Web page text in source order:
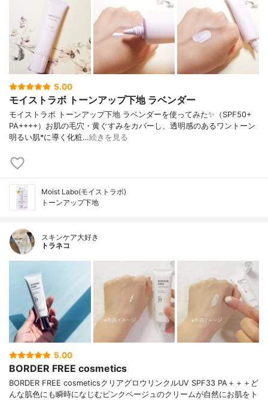
5.00
モイストラボ トーンアップ下地 ラベンダー
モイストラボ トーンアップ下地 ラベンダーを使ってみた✨（SPF50+
PA++++）お肌の毛穴・黄ぐすみをカバーし、透明感のあるワントーン
明るい肌*に導く化粧…続きを見る
Moist Labo(モイストラボ)
トーンアップ下地
スキンケア大好き
トラネコ
5.00
BORDER FREE cosmetics
BORDER FREE cosmeticsクリアグロウリンクルUV SPF33 PA＋＋＋ど
んな肌色にも瞬時になじむピンクベージュのクリームが自然にお肌をト